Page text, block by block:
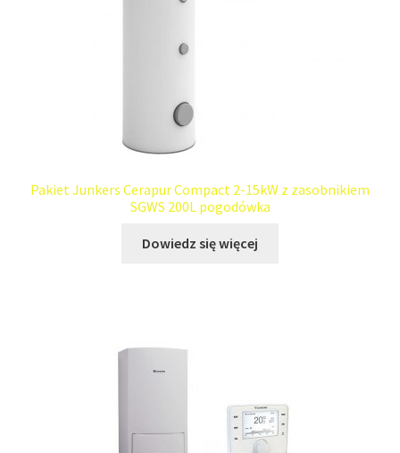
Pakiet Junkers Cerapur Compact 2-15kW z zasobnikiem
SGWS 200L pogodówka
Dowiedz się więcej